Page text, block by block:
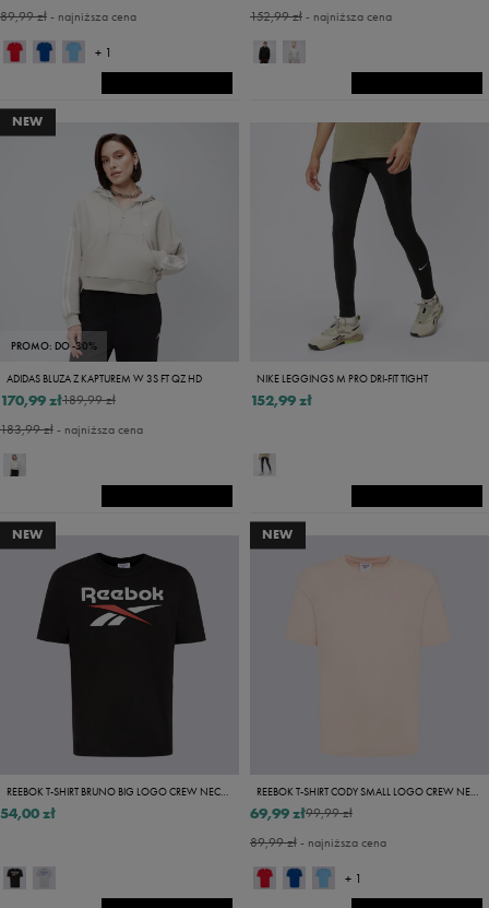
89,99 zł- najniższa cena
+ 1
152,99 zł- najniższa cena
NEW
PROMO: DO -30%
ADIDAS BLUZA Z KAPTUREM W 3S FT QZ HD
189,99 zł
170,99 zł
183,99 zł- najniższa cena
NIKE LEGGINGS M PRO DRI-FIT TIGHT
152,99 zł
NEW
54,00 zł
NEW
99,99 zł
69,99 zł
89,99 zł- najniższa cena
+ 1